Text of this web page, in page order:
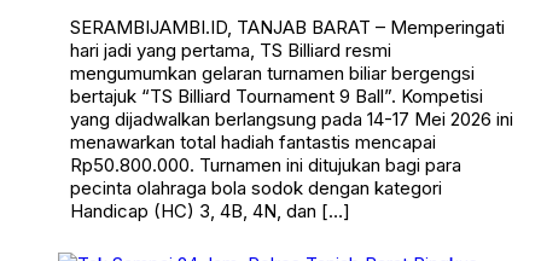
SERAMBIJAMBI.ID, TANJAB BARAT – Memperingati
hari jadi yang pertama, TS Billiard resmi
mengumumkan gelaran turnamen biliar bergengsi
bertajuk “TS Billiard Tournament 9 Ball”. Kompetisi
yang dijadwalkan berlangsung pada 14-17 Mei 2026 ini
menawarkan total hadiah fantastis mencapai
Rp50.800.000. Turnamen ini ditujukan bagi para
pecinta olahraga bola sodok dengan kategori
Handicap (HC) 3, 4B, 4N, dan […]